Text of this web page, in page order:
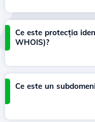
Ce este protecția
WHOIS)?
Ce este un